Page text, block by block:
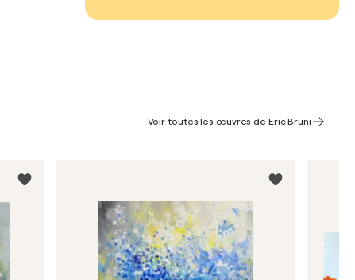
Voir toutes les œuvres de Eric Bruni